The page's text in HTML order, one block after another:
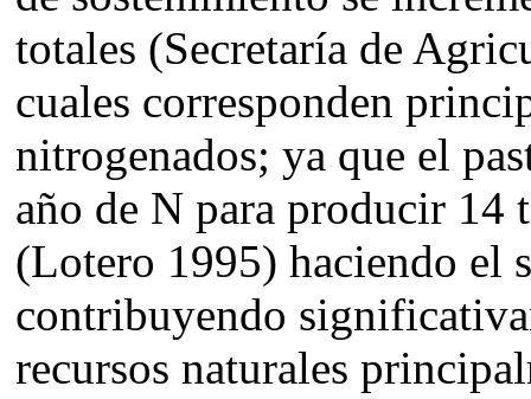
totales (Secretaría de
cuales corresponden
nitrogenados; ya que el
año de N para producir 14
(Lotero 1995) haciendo el
contribuyendo
recursos naturales